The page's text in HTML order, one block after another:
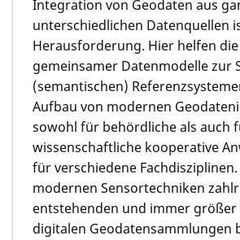
Integration von Geodaten aus
unterschiedlichen Datenquellen
Herausforderung. Hier helfen
gemeinsamer Datenmodelle zur
(semantischen)
Aufbau von modernen
sowohl für behördliche als auch
wissenschaftliche kooperative
für verschiedene
modernen Sensortechniken
entstehenden und immer
digitalen Geodatensammlungen